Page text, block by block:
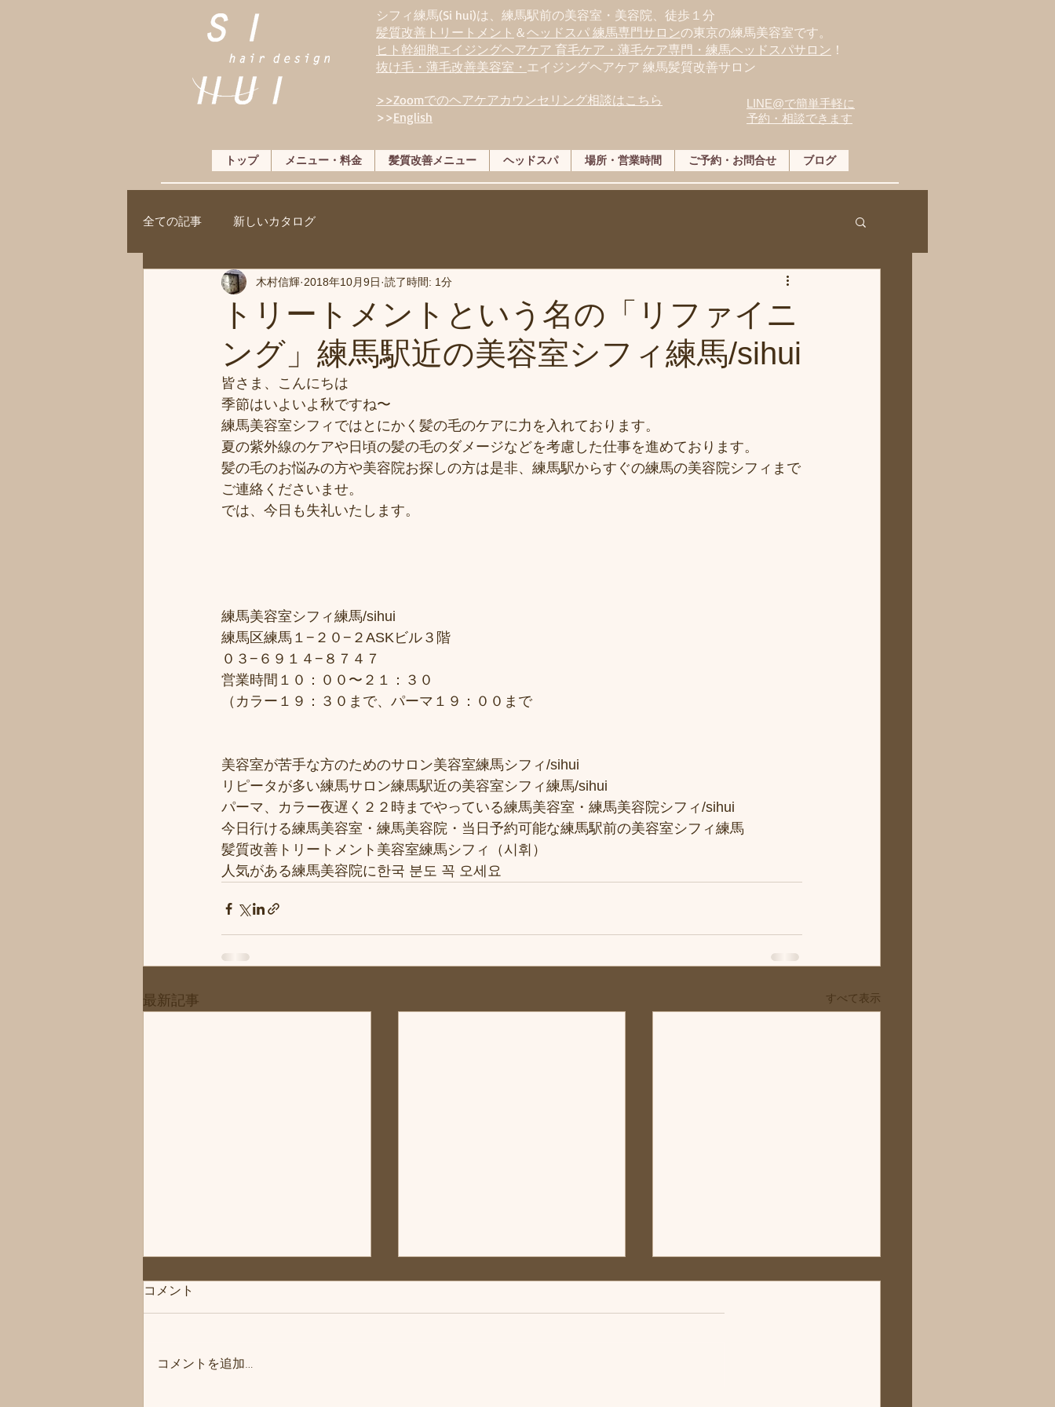
シフィ練馬(Si hui)は、 練馬駅前の美容室・美容院、徒歩１分
髪質改善トリートメント ＆ヘッドスパ 練馬専門サロンの東京の練馬美容室です。
ヒト幹細胞エイジングヘアケア 育毛ケア・薄毛ケア専門・練馬ヘッドスパサロン ！
抜け毛・薄毛改善美容室・ エイジングヘアケア 練馬髪質改善サロン
>>Zoomでのヘアケアカウンセリング相談はこちら
>>English
LINE@で簡単手軽に
予約・相談できます
トップ メニュー・料金 髪質改善メニュー ヘッドスパ 場所・営業時間 ご予約・お問合せ ブログ
全ての記事 新しいカタログ
トリートメントという名の「リファイニ
ング」練馬駅近の美容室シフィ練馬/sihui
木村信輝 2018年10月9日 読了時間: 1分
皆さま、こんにちは
季節はいよいよ秋ですね〜
練馬美容室シフィではとにかく髪の毛のケアに力を入れております。
夏の紫外線のケアや日頃の髪の毛のダメージなどを考慮した仕事を進めております。
髪の毛のお悩みの方や美容院お探しの方は是非、練馬駅からすぐの練馬の美容院シフィまで
ご連絡くださいませ。
では、今日も失礼いたします。
練馬美容室シフィ練馬/sihui
練馬区練馬１−２０−２ASKビル３階
０３−６９１４−８７４７
営業時間１０：００〜２１：３０
（カラー１９：３０まで、パーマ１９：００まで
美容室が苦手な方のためのサロン美容室練馬シフィ/sihui
リピータが多い練馬サロン練馬駅近の美容室シフィ練馬/sihui
パーマ、カラー夜遅く２２時までやっている練馬美容室・練馬美容院シフィ/sihui
今日行ける練馬美容室・練馬美容院・当日予約可能な練馬駅前の美容室シフィ練馬
髪質改善トリートメント美容室練馬シフィ（시휘）
人気がある練馬美容院に한국 분도 꼭 오세요
最新記事 すべて表示
◆「お知らせ」練馬髪質改善
容院シフィ(sihui)
トメント＆ヘッドスパ練馬専門サ
ロン/練馬美容室、練馬美容院シ
コメント
コメントを追加…